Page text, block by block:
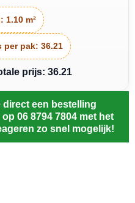
1.10 m²
per pak: 36.21
prijs: 36.21
direct een bestelling
06 8794 7804 met het
zo snel mogelijk!